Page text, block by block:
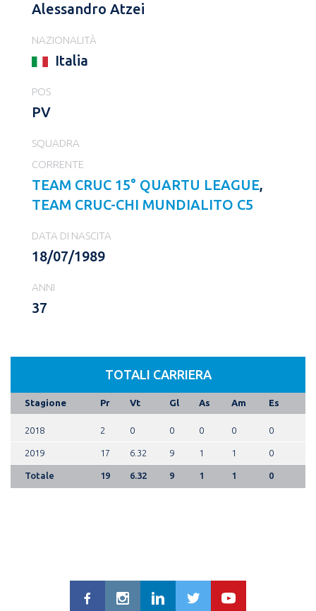
Alessandro Atzei
NAZIONALITÀ
Italia
POS
PV
SQUADRA
CORRENTE
TEAM CRUC 15° QUARTU LEAGUE,
TEAM CRUC-CHI MUNDIALITO C5
DATA DI NASCITA
18/07/1989
ANNI
37
TOTALI CARRIERA
Stagione Pr Vt Gl As Am Es
2018 2 0 0 0 0 0
2019 17 6.32 9 1 1 0
Totale 19 6.32 9 1 1 0